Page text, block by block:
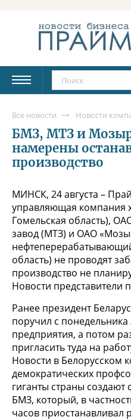
Все новости Новости
БМЗ, МТЗ и
намерены
производство
МИНСК, 24 августа –
управляющая компания
Гомельская область),
завод (МТЗ) и ОАО
область) не проводят
производство не
Новости представители
Ранее президент
поручил с
предприятия, а потом
пригласить туда на
Новости в Белорусском
демократических
гиганты страны
БМЗ, который, в
часов приостанавливал